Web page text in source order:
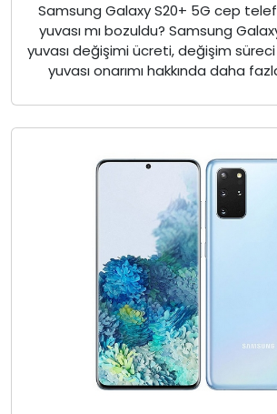
Samsung Galaxy S20+ 5G cep
yuvası mı bozuldu? Samsung
yuvası değişimi ücreti, değişim
yuvası onarımı hakkında daha